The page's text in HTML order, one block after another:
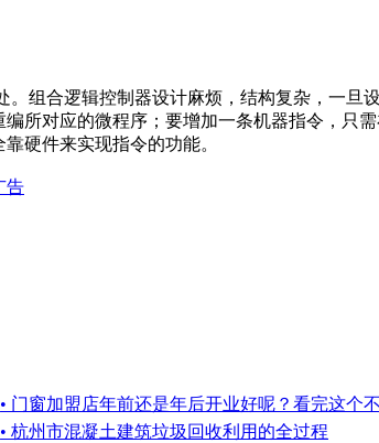
组合逻辑控制器设计麻烦，结构复杂，一旦
所对应的微程序；要增加一条机器指令，只
硬件来实现指令的功能。
• 门窗加盟店年前还是年后开业好呢？看完这个
• 杭州市混凝土建筑垃圾回收利用的全过程